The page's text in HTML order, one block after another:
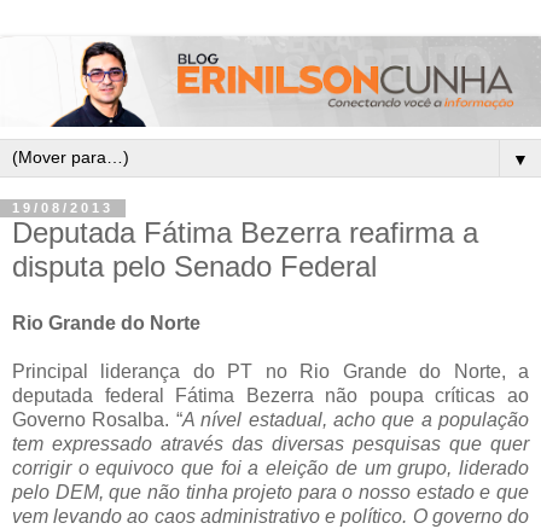
▼
19/08/2013
Deputada Fátima Bezerra reafirma a
disputa pelo Senado Federal
Rio Grande do Norte
Principal liderança do PT no Rio Grande do Norte, a
deputada federal Fátima Bezerra não poupa críticas ao
Governo Rosalba. “A nível estadual, acho que a população
tem expressado através das diversas pesquisas que quer
corrigir o equivoco que foi a eleição de um grupo, liderado
pelo DEM, que não tinha projeto para o nosso estado e que
vem levando ao caos administrativo e político. O governo do